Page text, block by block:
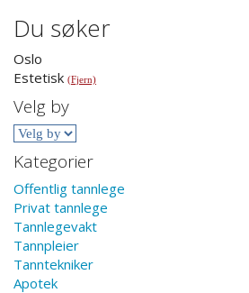
Du søker
Oslo
Estetisk (Fjern)
Velg by
Kategorier
Offentlig tannlege
Privat tannlege
Tannlegevakt
Tannpleier
Tanntekniker
Apotek